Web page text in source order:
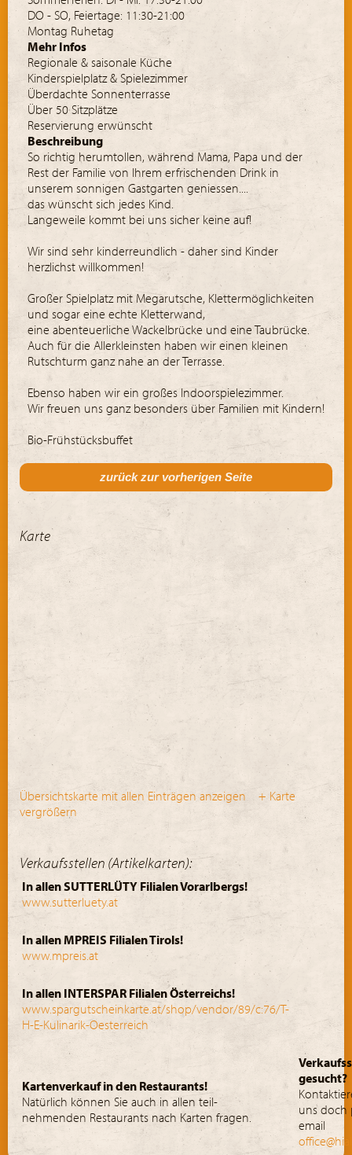
DO - SO, Feiertage: 11:30-21:00
Montag Ruhetag
Mehr Infos
Regionale & saisonale Küche
Kinderspielplatz & Spielezimmer
Überdachte Sonnenterrasse
Über 50 Sitzplätze
Reservierung erwünscht
Beschreibung
So richtig herumtollen, während Mama, Papa und der
Rest der Familie von Ihrem erfrischenden Drink in
unserem sonnigen Gastgarten geniessen....
das wünscht sich jedes Kind.
Langeweile kommt bei uns sicher keine auf!
Wir sind sehr kinderreundlich - daher sind Kinder
herzlichst willkommen!
Großer Spielplatz mit Megarutsche, Klettermöglichkeiten
und sogar eine echte Kletterwand,
eine abenteuerliche Wackelbrücke und eine Taubrücke.
Auch für die Allerkleinsten haben wir einen kleinen
Rutschturm ganz nahe an der Terrasse.
Ebenso haben wir ein großes Indoorspielezimmer.
Wir freuen uns ganz besonders über Familien mit Kindern!
Bio-Frühstücksbuffet
zurück zur vorherigen Seite
Karte
Übersichtskarte mit allen Einträgen anzeigen
+ Karte
vergrößern
Verkaufsstellen (Artikelkarten):
In allen SUTTERLÜTY Filialen Vorarlbergs!
www.sutterluety.at
In allen MPREIS Filialen Tirols!
www.mpreis.at
In allen INTERSPAR Filialen Österreichs!
www.spargutscheinkarte.at/shop/vendor/89/c:76/T-
H-E-Kulinarik-Oesterreich
Kartenverkauf in den Restaurants!
Natürlich können Sie auch in allen teil-
nehmenden Restaurants nach Karten fragen.
gesucht?
uns doch
email